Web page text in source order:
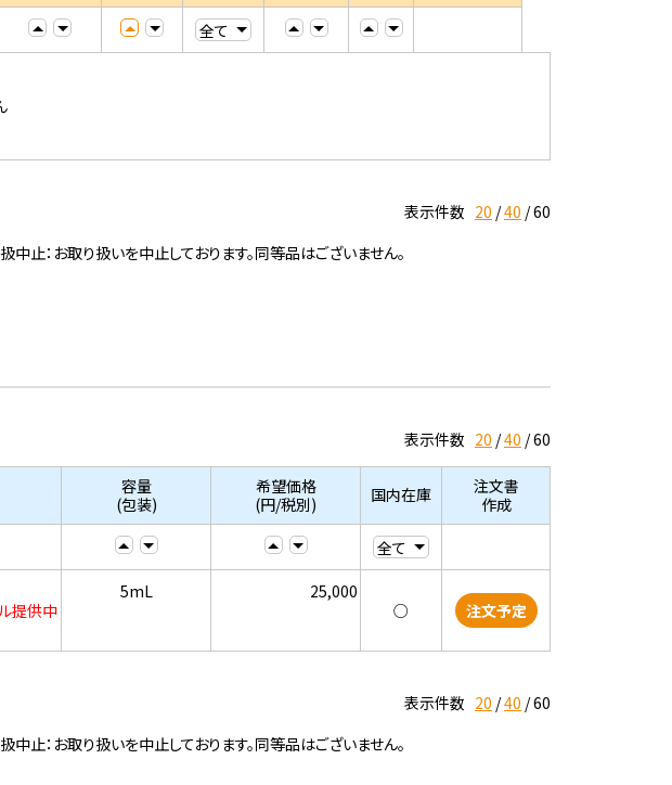
表示件数 20 40 60
：お取り扱いを中止しております。同等品はございません。
表示件数 20 40 60
容量
(包装)
希望価格
(円/税別)
国内在庫
注文書
作成
提供中
5mL
25,000
○
注文予定
表示件数 20 40 60
：お取り扱いを中止しております。同等品はございません。